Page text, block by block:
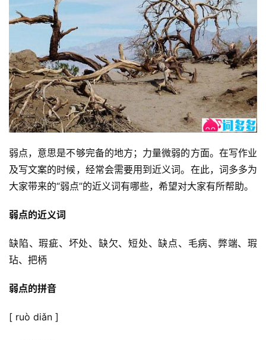
弱点，意思是不够完备的地方；力量微弱的方面。在写作业
及写文案的时候，经常会需要用到近义词。在此，词多多为
大家带来的“弱点”的近义词有哪些，希望对大家有所帮助。
弱点的近义词
缺陷、瑕疵、坏处、缺欠、短处、缺点、毛病、弊端、瑕
玷、把柄
弱点的拼音
[ ruò diǎn ]